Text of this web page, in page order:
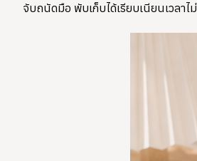
จับถนัดมือ พับเก็บได้เรียบเนียนเวลาไ